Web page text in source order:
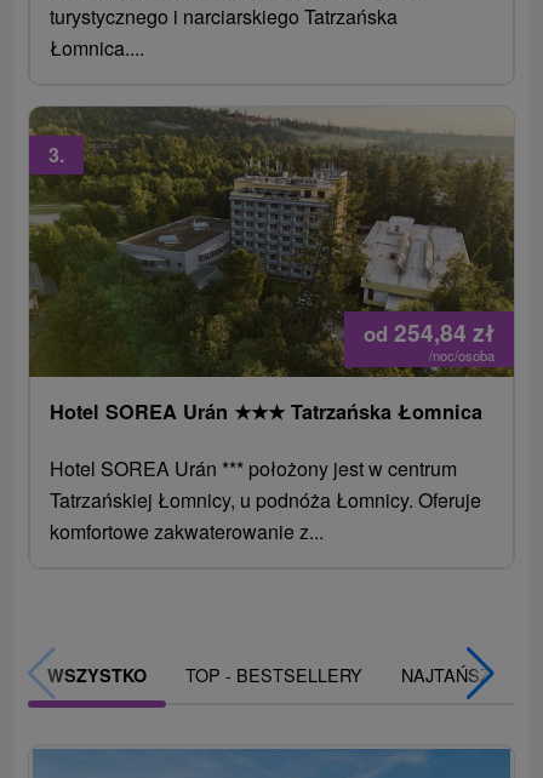
turystycznego i narciarskiego Tatrzańska
Łomnica....
od 254,84 zł
/noc/osoba
3.
Hotel SOREA Urán ★★★ Tatrzańska Łomnica
Hotel SOREA Urán *** położony jest w centrum
Tatrzańskiej Łomnicy, u podnóża Łomnicy. Oferuje
komfortowe zakwaterowanie z...
WSZYSTKO TOP - BESTSELLERY NAJTAŃSZE